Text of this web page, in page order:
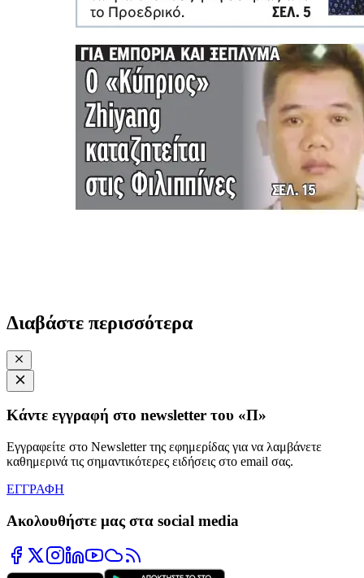
Διαβάστε περισσότερα
Κάντε εγγραφή στο newsletter του «Π»
Εγγραφείτε στο Newsletter της εφημερίδας για να λαμβάνετε
καθημερινά τις σημαντικότερες ειδήσεις στο email σας.
ΕΓΓΡΑΦΗ
Ακολουθήστε μας στα social media